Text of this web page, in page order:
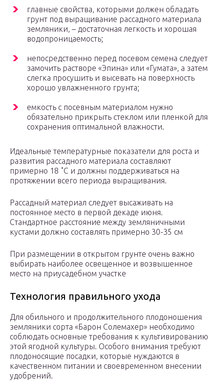
главные свойства, которыми должен обладать
грунт под выращивание рассадного материала
земляники, – достаточная легкость и хорошая
водопроницаемость;
непосредственно перед посевом семена следует
замочить растворе «Эпина» или «Гумата», а затем
слегка просушить и высевать на поверхность
хорошо увлажненного грунта;
емкость с посевным материалом нужно
обязательно прикрыть стеклом или пленкой для
сохранения оптимальной влажности.
Идеальные температурные показатели для роста и
развития рассадного материала составляют
примерно 18 ˚С и должны поддерживаться на
протяжении всего периода выращивания.
Рассадный материал следует высаживать на
постоянное место в первой декаде июня.
Стандартное расстояние между земляничными
кустами должно составлять примерно 30-35 см
При размещении в открытом грунте очень важно
выбирать наиболее освещенное и возвышенное
место на приусадебном участке
Технология правильного ухода
Для обильного и продолжительного плодоношения
земляники сорта «Барон Солемахер» необходимо
соблюдать основные требования к культивированию
этой ягодной культуры. Особого внимания требуют
плодоносящие посадки, которые нуждаются в
качественном питании и своевременном внесении
удобрений.